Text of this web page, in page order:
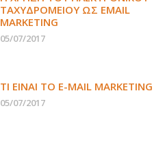
ΤΑΧΥΔΡΟΜΕΊΟΥ ΩΣ EMAIL
MARKETING
05/07/2017
ΤΙ ΕΊΝΑΙ ΤΟ E-MAIL MARKETING
05/07/2017